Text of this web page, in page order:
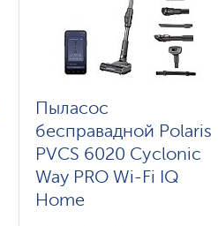
Пыласос
бесправадной Polaris
PVCS 6020 Cyclonic
Way PRO Wi-Fi IQ
Home